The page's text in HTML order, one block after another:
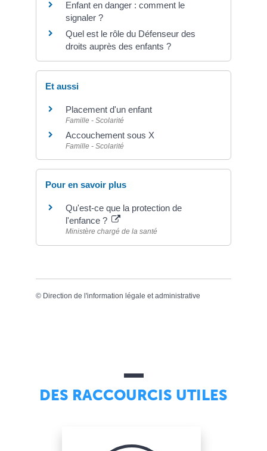
Enfant en danger : comment le
signaler ?
Quel est le rôle du Défenseur des
droits auprès des enfants ?
Et aussi
Placement d'un enfant
Famille - Scolarité
Accouchement sous X
Famille - Scolarité
Pour en savoir plus
Qu'est-ce que la protection de
l'enfance ?
Ministère chargé de la santé
© Direction de l'information légale et administrative
DES RACCOURCIS UTILES